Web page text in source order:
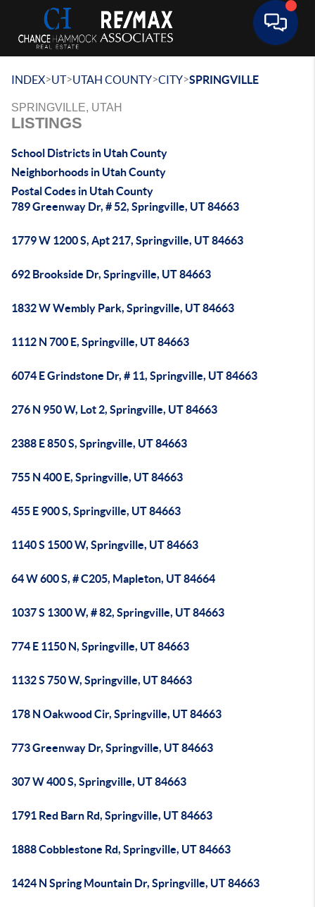
INDEX>UT>UTAH COUNTY>CITY>SPRINGVILLE
SPRINGVILLE, UTAH
LISTINGS
School Districts in Utah County
Neighborhoods in Utah County
Postal Codes in Utah County
789 Greenway Dr, # 52, Springville, UT 84663
1779 W 1200 S, Apt 217, Springville, UT 84663
692 Brookside Dr, Springville, UT 84663
1832 W Wembly Park, Springville, UT 84663
1112 N 700 E, Springville, UT 84663
6074 E Grindstone Dr, # 11, Springville, UT 84663
276 N 950 W, Lot 2, Springville, UT 84663
2388 E 850 S, Springville, UT 84663
755 N 400 E, Springville, UT 84663
455 E 900 S, Springville, UT 84663
1140 S 1500 W, Springville, UT 84663
64 W 600 S, # C205, Mapleton, UT 84664
1037 S 1300 W, # 82, Springville, UT 84663
774 E 1150 N, Springville, UT 84663
1132 S 750 W, Springville, UT 84663
178 N Oakwood Cir, Springville, UT 84663
773 Greenway Dr, Springville, UT 84663
307 W 400 S, Springville, UT 84663
1791 Red Barn Rd, Springville, UT 84663
1888 Cobblestone Rd, Springville, UT 84663
1424 N Spring Mountain Dr, Springville, UT 84663